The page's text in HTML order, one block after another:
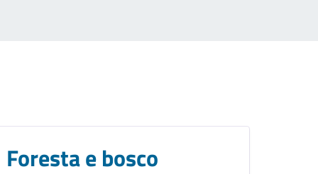
Foresta e bosco